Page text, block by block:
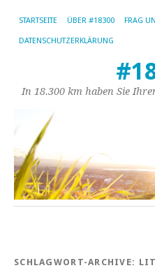
STARTSEITE ÜBER #18300 FRAG
DATENSCHUTZERKLÄRUNG
In 18.300 km haben Sie
SCHLAGWORT-ARCHIVE: